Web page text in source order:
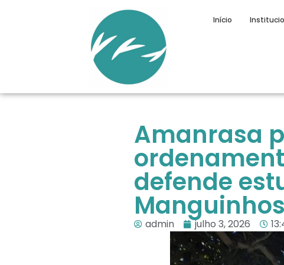
Início
Amanrasa
defende
Manguinhos
admin julho 3, 2026